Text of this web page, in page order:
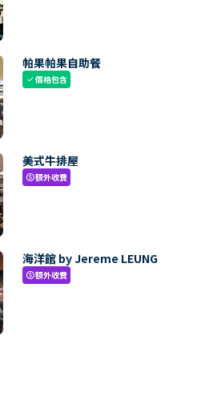
帕果帕果自助餐
check價格包含
美式牛排屋
paid額外收費
海洋館 by Jereme LEUNG
paid額外收費